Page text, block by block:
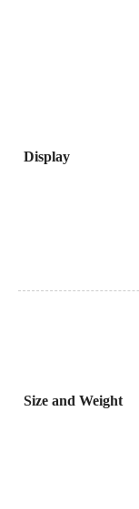
Display
Size and Weight